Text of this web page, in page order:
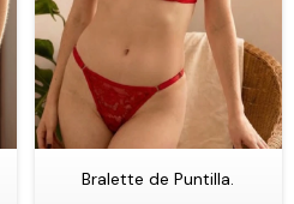
Bralette de Puntilla.